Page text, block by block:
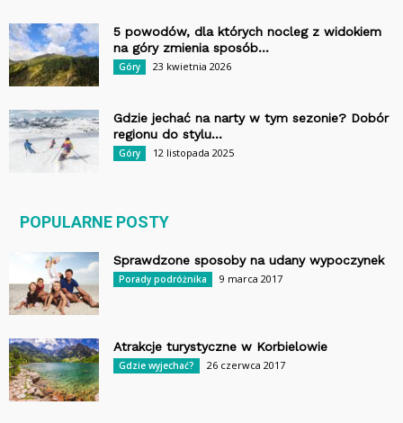
5 powodów, dla których nocleg z widokiem
na góry zmienia sposób...
Góry 23 kwietnia 2026
Gdzie jechać na narty w tym sezonie? Dobór
regionu do stylu...
Góry 12 listopada 2025
POPULARNE POSTY
Sprawdzone sposoby na udany wypoczynek
Porady podróżnika 9 marca 2017
Atrakcje turystyczne w Korbielowie
Gdzie wyjechać? 26 czerwca 2017